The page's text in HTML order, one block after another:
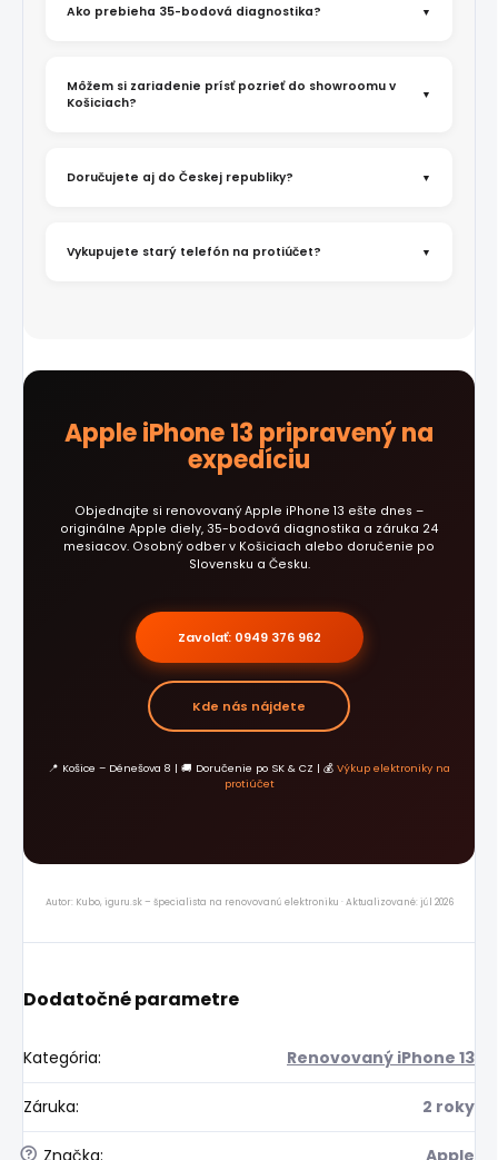
Ako prebieha 35-bodová diagnostika?
Môžem si zariadenie prísť pozrieť do showroomu v
Košiciach?
Doručujete aj do Českej republiky?
Vykupujete starý telefón na protiúčet?
Apple iPhone 13 pripravený na
expedíciu
Objednajte si renovovaný Apple iPhone 13 ešte dnes –
originálne Apple diely, 35-bodová diagnostika a záruka 24
mesiacov. Osobný odber v Košiciach alebo doručenie po
Slovensku a Česku.
Zavolať: 0949 376 962
Kde nás nájdete
📍 Košice – Dénešova 8 | 🚚 Doručenie po SK & CZ | 💰 Výkup elektroniky na
protiúčet
Autor: Kubo, iguru.sk – špecialista na renovovanú elektroniku · Aktualizované: júl 2026
Dodatočné parametre
Kategória: Renovovaný iPhone 13
Záruka: 2 roky
?